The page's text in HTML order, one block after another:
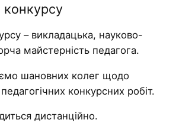
– викладацька, науково-
майстерність педагога.
шановних колег щодо
конкурсних робіт.
дистанційно.